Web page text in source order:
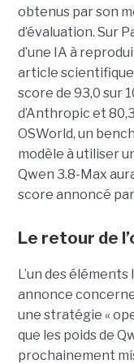
obtenus par son
d’évaluation. Sur
d’une IA à
article
score de 93,0 sur
d’Anthropic et
OSWorld, un
modèle à utiliser
Qwen 3.8-Max
score annoncé
Le retour de
L’un des
annonce
une stratégie «
que les poids de
prochainement